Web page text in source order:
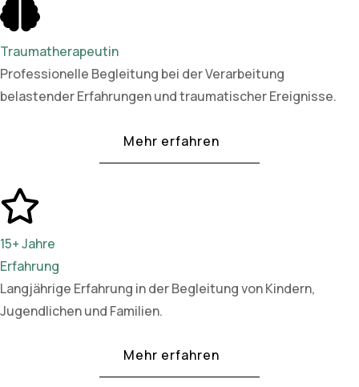
Traumatherapeutin
Professionelle Begleitung bei der Verarbeitung
belastender Erfahrungen und traumatischer Ereignisse.
Mehr erfahren
15+ Jahre
Erfahrung
Langjährige Erfahrung in der Begleitung von Kindern,
Jugendlichen und Familien.
Mehr erfahren